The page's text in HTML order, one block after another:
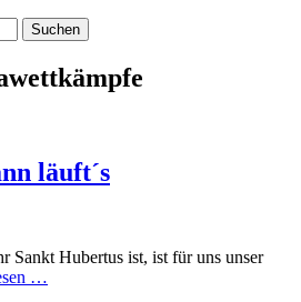
läuft´s
Sankt Hubertus ist, ist für uns unser
…